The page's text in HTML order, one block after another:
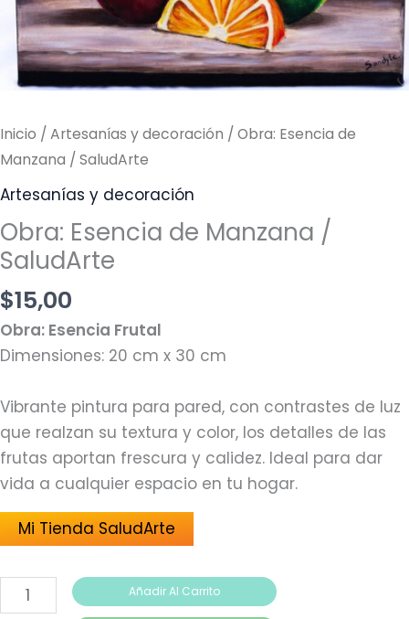
Inicio / Artesanías y decoración / Obra: Esencia de
Manzana / SaludArte
Artesanías y decoración
Obra: Esencia de Manzana /
SaludArte
$15,00
Obra: Esencia Frutal
Dimensiones: 20 cm x 30 cm
Vibrante pintura para pared, con contrastes de luz
que realzan su textura y color, los detalles de las
frutas aportan frescura y calidez. Ideal para dar
vida a cualquier espacio en tu hogar.
Mi Tienda SaludArte
Añadir Al Carrito